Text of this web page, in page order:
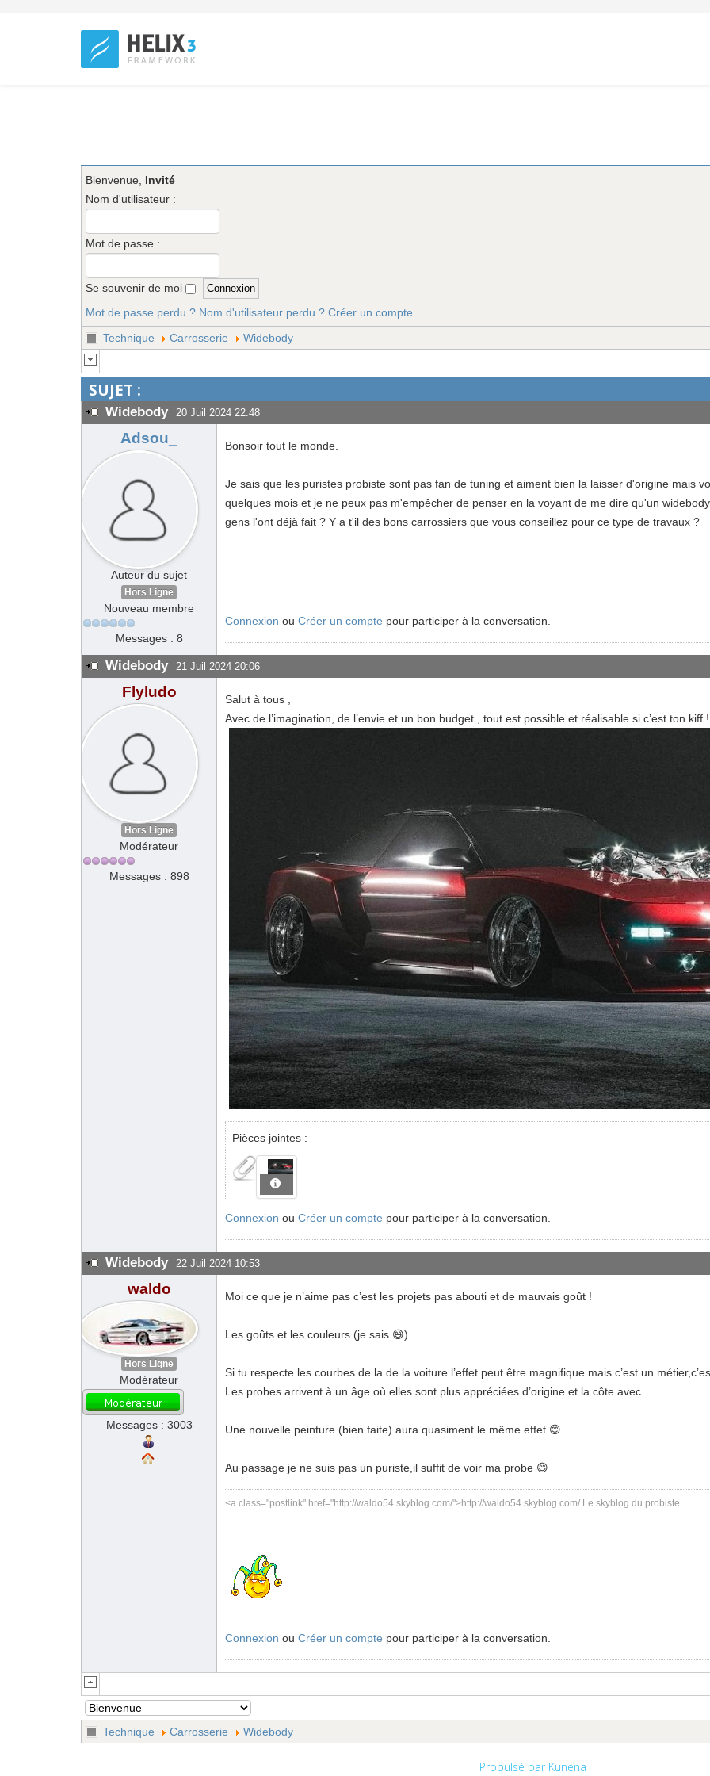
Bienvenue, Invité
Nom d'utilisateur :
Mot de passe :
Se souvenir de moi
Mot de passe perdu ? Nom d'utilisateur perdu ? Créer un compte
Technique
Carrosserie Widebody
SUJET :
Widebody 20 Juil 2024 22:48
Adsou_
Auteur du sujet
Hors Ligne
Nouveau membre
Messages : 8
Bonsoir tout le monde.
Je sais que les puristes probiste sont pas fan de tuning et aiment bien la laisser d'origine mais
quelques mois et je ne peux pas m'empêcher de penser en la voyant de me dire qu'un
gens l'ont déjà fait ? Y a t'il des bons carrossiers que vous conseillez pour ce type de travaux ?
Connexion ou Créer un compte pour participer à la conversation.
Widebody 21 Juil 2024 20:06
Flyludo
Hors Ligne
Modérateur
Messages : 898
Salut à tous ,
Avec de l’imagination, de l’envie et un bon budget , tout est possible et réalisable si c’est ton kiff
Pièces jointes :
Connexion ou Créer un compte pour participer à la conversation.
Widebody 22 Juil 2024 10:53
waldo
Hors Ligne
Modérateur
Messages : 3003
Moi ce que je n’aime pas c’est les projets pas abouti et de mauvais goût !
Les goûts et les couleurs (je sais 😄)
Si tu respecte les courbes de la de la voiture l’effet peut être magnifique mais c’est un
Les probes arrivent à un âge où elles sont plus appréciées d’origine et la côte avec.
Une nouvelle peinture (bien faite) aura quasiment le même effet 😊
Au passage je ne suis pas un puriste,il suffit de voir ma probe 😄
<a class="postlink" href="http://waldo54.skyblog.com/">http://waldo54.skyblog.com/ Le skyblog du probiste .
Connexion ou Créer un compte pour participer à la conversation.
Technique Carrosserie Widebody
Propulsé par Kunena